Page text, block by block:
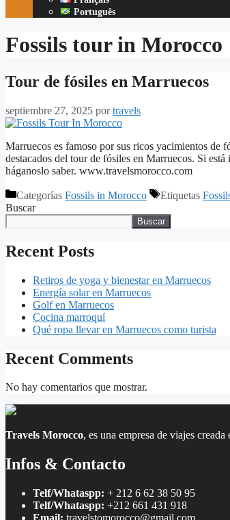
Português
Fossils tour in Morocco
Tour de fósiles en Marruecos
septiembre 27, 2025 portravels
Marruecos es famoso por sus ricos yacimientos de
destacados del tour de fósiles en Marruecos. Si
háganoslo saber. www.travelsmorocco.com
Categorías Fossils in Morocco Etiquetas
Buscar
Buscar
Recent Posts
Retiros de yoga y bienestar en Marruecos
Energía solar en Marruecos
Golf en Marruecos
Cocina marroquí
Qué ropa llevar en Marruecos como turista
Recent Comments
No hay comentarios que mostrar.
Travels Morocco, es una empresa de viajes
Infos & Contacto
Telf/Whataspp: + 212 6 62 38 50 95
Telf/Whataspp: +212 661 431 918